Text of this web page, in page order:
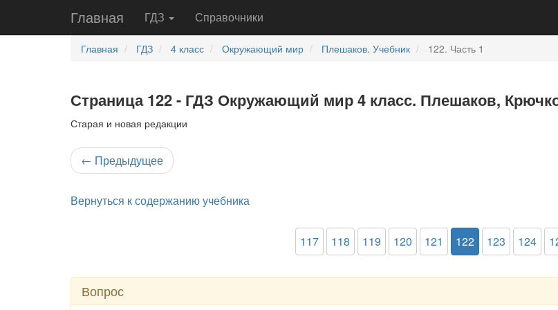
Главная ГДЗ Справочники
Главная ГДЗ 4 класс Окружающий мир Плешаков. Учебник 122. Часть 1
Страница 122 - ГДЗ Окружающий мир 4 класс. Плешаков,
Старая и новая редакции
← Предыдущее
Вернуться к содержанию учебника
117 118 119 120 121 122 123 124
Вопрос